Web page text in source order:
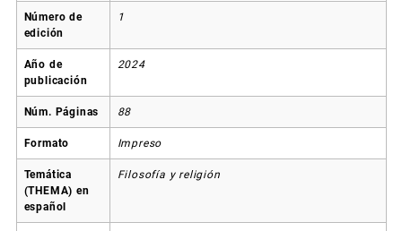
Número de
edición
1
Año de
publicación
2024
Núm. Páginas 88
Formato Impreso
Temática
(THEMA) en
español
Filosofía y religión